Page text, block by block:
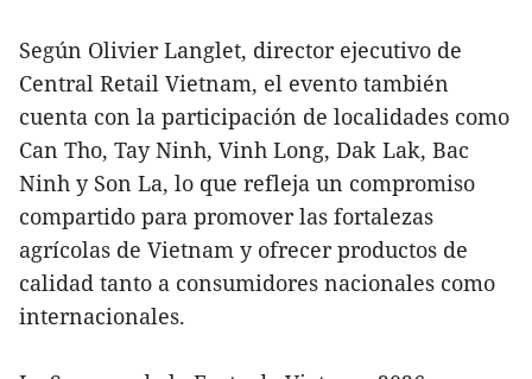
Según Olivier Langlet, director ejecutivo de
Central Retail Vietnam, el evento también
cuenta con la participación de localidades como
Can Tho, Tay Ninh, Vinh Long, Dak Lak, Bac
Ninh y Son La, lo que refleja un compromiso
compartido para promover las fortalezas
agrícolas de Vietnam y ofrecer productos de
calidad tanto a consumidores nacionales como
internacionales.